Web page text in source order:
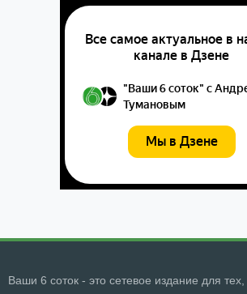
Ваши 6 соток - это сетевое издание для